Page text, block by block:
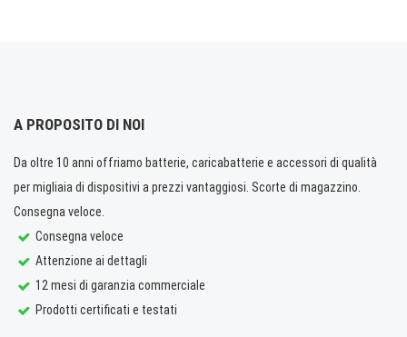
A PROPOSITO DI NOI
Da oltre 10 anni offriamo batterie, caricabatterie e accessori di qualità
per migliaia di dispositivi a prezzi vantaggiosi. Scorte di magazzino.
Consegna veloce.
Consegna veloce
Attenzione ai dettagli
12 mesi di garanzia commerciale
Prodotti certificati e testati